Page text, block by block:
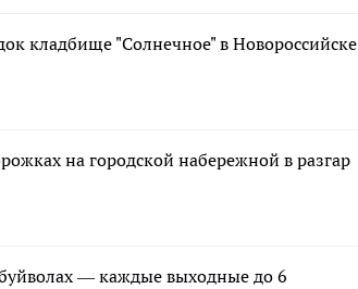
кладбище "Солнечное" в Новороссийске
на городской набережной в разгар
— каждые выходные до 6